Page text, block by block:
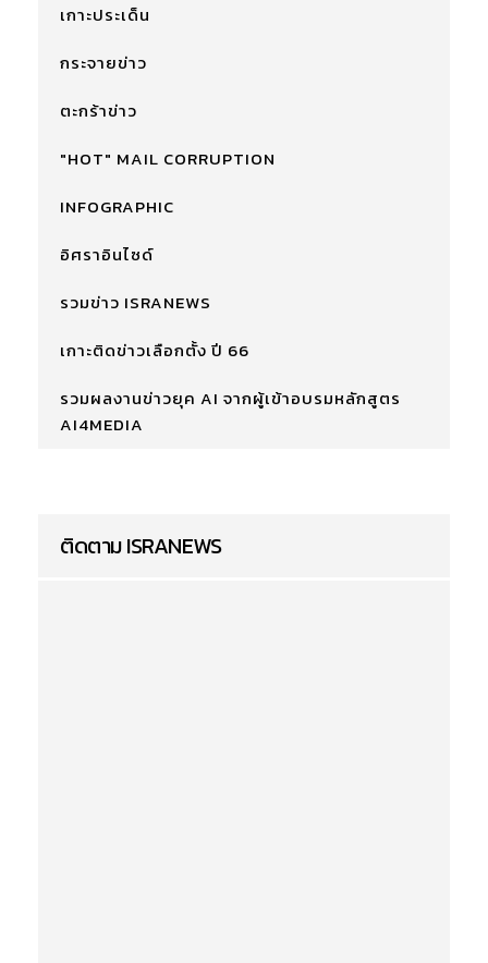
เกาะประเด็น
กระจายข่าว
ตะกร้าข่าว
"HOT" MAIL CORRUPTION
INFOGRAPHIC
อิศราอินไซด์
รวมข่าว ISRANEWS
เกาะติดข่าวเลือกตั้ง ปี 66
รวมผลงานข่าวยุค AI จากผู้เข้าอบรมหลักสูตร
AI4MEDIA
ติดตาม ISRANEWS